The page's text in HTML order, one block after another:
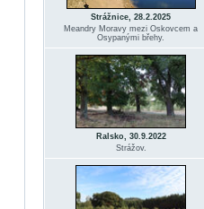
Strážnice, 28.2.2025
Meandry Moravy mezi Oskovcem a
Osypanými břehy.
Ralsko, 30.9.2022
Strážov.